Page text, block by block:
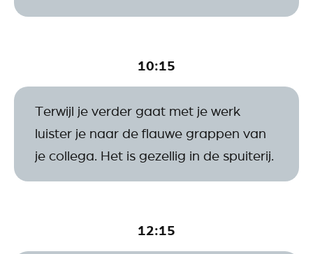
10:15
Terwijl je verder gaat met je werk
luister je naar de flauwe grappen van
je collega. Het is gezellig in de spuiterij.
12:15